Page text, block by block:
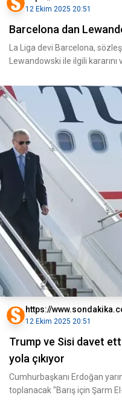
12 Ekim 2025 20:51
Barcelona dan
La Liga devi Barcelona,
Lewandowski ile ilgili kararını
https://
12 Ekim 2025 20:51
Trump ve Sisi davet
yola çıkıyor
Cumhurbaşkanı Erdoğan
toplanacak "Barış için Şarm